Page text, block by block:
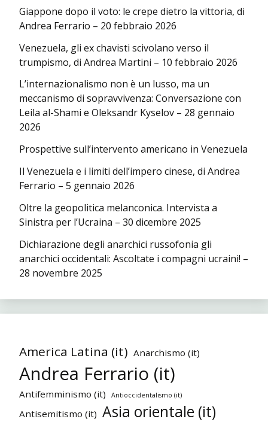
Giappone dopo il voto: le crepe dietro la vittoria, di
Andrea Ferrario – 20 febbraio 2026
Venezuela, gli ex chavisti scivolano verso il
trumpismo, di Andrea Martini – 10 febbraio 2026
L’internazionalismo non è un lusso, ma un
meccanismo di sopravvivenza: Conversazione con
Leila al-Shami e Oleksandr Kyselov – 28 gennaio
2026
Prospettive sull’intervento americano in Venezuela
Il Venezuela e i limiti dell’impero cinese, di Andrea
Ferrario – 5 gennaio 2026
Oltre la geopolitica melanconica. Intervista a
Sinistra per l’Ucraina – 30 dicembre 2025
Dichiarazione degli anarchici russofonia gli
anarchici occidentali: Ascoltate i compagni ucraini! –
28 novembre 2025
America Latina (it) Anarchismo (it)
Andrea Ferrario (it)
Antifemminismo (it) Antioccidentalismo (it)
Antisemitismo (it) Asia orientale (it)